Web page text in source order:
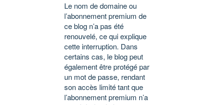
Le nom de domaine ou
l’abonnement premium de
ce blog n’a pas été
renouvelé, ce qui explique
cette interruption. Dans
certains cas, le blog peut
également être protégé par
un mot de passe, rendant
son accès limité tant que
l’abonnement premium n’a